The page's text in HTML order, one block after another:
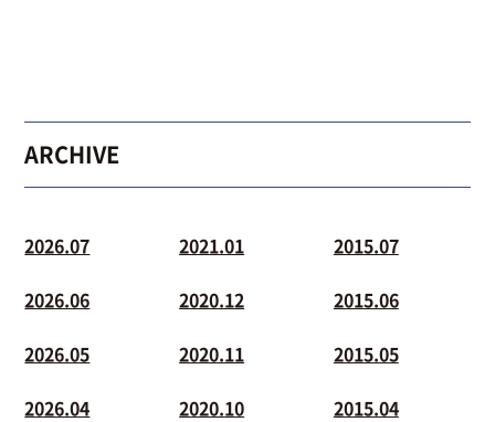
ARCHIVE
2026.07
2026.06
2026.05
2026.04
2021.01
2020.12
2020.11
2020.10
2015.07
2015.06
2015.05
2015.04